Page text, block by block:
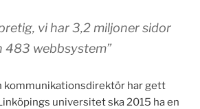
vi har 3,2 miljoner sidor
483 webbsystem”
kommunikationsdirektör har gett
universitet ska 2015 ha en